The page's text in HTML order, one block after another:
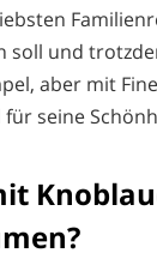
soll und
aber mit
seine